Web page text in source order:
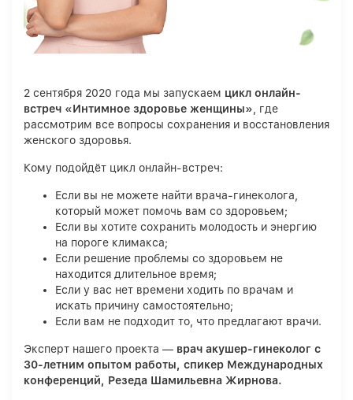
2 сентября 2020 года мы запускаем цикл онлайн-
встреч «Интимное здоровье женщины» , где
рассмотрим все вопросы сохранения и восстановления
женского здоровья.
Кому подойдёт цикл онлайн-встреч:
Если вы не можете найти врача-гинеколога,
который может помочь вам со здоровьем;
Если вы хотите сохранить молодость и энергию
на пороге климакса;
Если решение проблемы со здоровьем не
находится длительное время;
Если у вас нет времени ходить по врачам и
искать причину самостоятельно;
Если вам не подходит то, что предлагают врачи.
Эксперт нашего проекта — врач акушер-гинеколог с
30-летним опытом работы, спикер Международных
конференций, Резеда Шамильевна Жирнова.